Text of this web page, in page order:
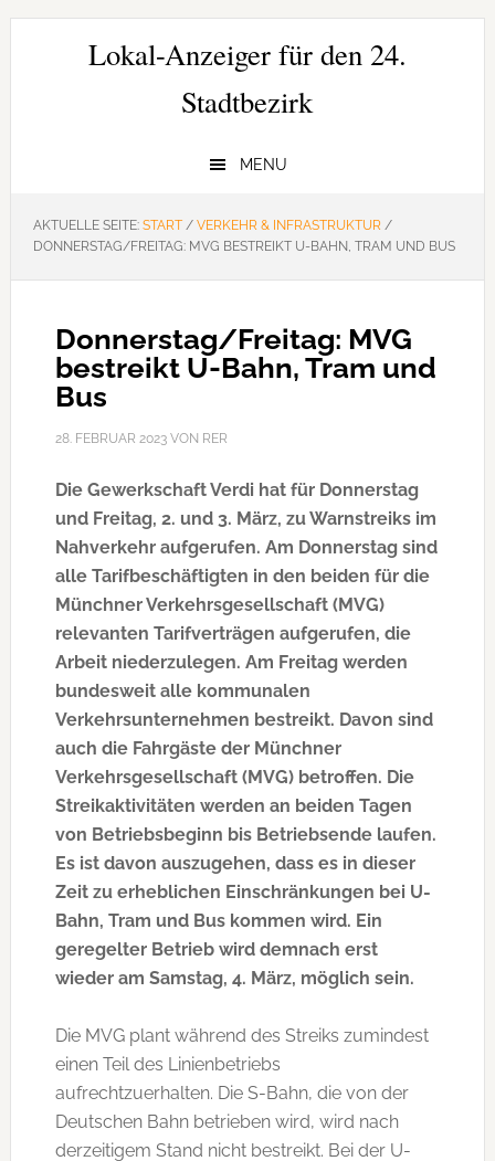
Zur
Hauptnavigation
Zum
Zur
SeitenspalteLokal-Anzeiger für den 24.
Stadtbezirk
MENU
AKTUELLE SEITE: START / VERKEHR & INFRASTRUKTUR /
DONNERSTAG/FREITAG: MVG BESTREIKT U-BAHN, TRAM UND BUS
Donnerstag/Freitag: MVG
bestreikt U-Bahn, Tram und
Bus
28. FEBRUAR 2023VON RER
Die Gewerkschaft Verdi hat für Donnerstag
und Freitag, 2. und 3. März, zu Warnstreiks im
Nahverkehr aufgerufen. Am Donnerstag sind
alle Tarifbeschäftigten in den beiden für die
Münchner Verkehrsgesellschaft (MVG)
relevanten Tarifverträgen aufgerufen, die
Arbeit niederzulegen. Am Freitag werden
bundesweit alle kommunalen
Verkehrsunternehmen bestreikt. Davon sind
auch die Fahrgäste der Münchner
Verkehrsgesellschaft (MVG) betroffen. Die
Streikaktivitäten werden an beiden Tagen
von Betriebsbeginn bis Betriebsende laufen.
Es ist davon auszugehen, dass es in dieser
Zeit zu erheblichen Einschränkungen bei U-
Bahn, Tram und Bus kommen wird. Ein
geregelter Betrieb wird demnach erst
wieder am Samstag, 4. März, möglich sein.
Die MVG plant während des Streiks zumindest
einen Teil des Linienbetriebs
aufrechtzuerhalten. Die S-Bahn, die von der
Deutschen Bahn betrieben wird, wird nach
derzeitigem Stand nicht bestreikt. Bei der U-